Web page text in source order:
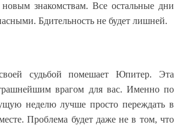
знакомствам. Все остальные дни
Бдительность не будет лишней.
судьбой помешает Юпитер. Эта
врагом для вас. Именно по
неделю лучше просто переждать в
Проблема будет даже не в том, что